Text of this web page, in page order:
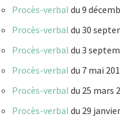
Procès-verbal du 9
Procès-verbal du 30
Procès-verbal du 3
Procès-verbal du 7 mai
Procès-verbal du 25 mars
Procès-verbal du 29